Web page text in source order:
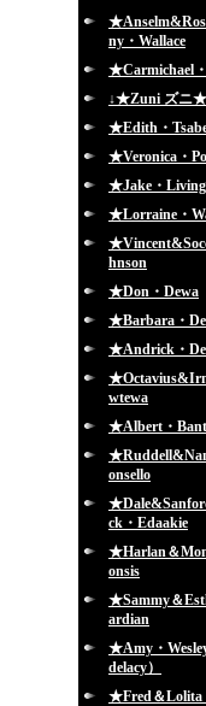
ny・Wallace
★Carmichael
↓★Zuni ズニ
★Edith・
★Veronica・
★Jake・
★Lorraine・
hnson
★Don・Dewa
★Barbara・
★Andrick・
wtewa
★Albert・
onsello
ck・Edaakie
★Harlan＆
onsis
★Sammy＆
ardian
★Amy・
delacy）
★Fred＆Lolita